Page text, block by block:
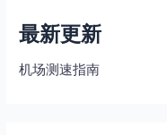
最新更新
机场测速指南